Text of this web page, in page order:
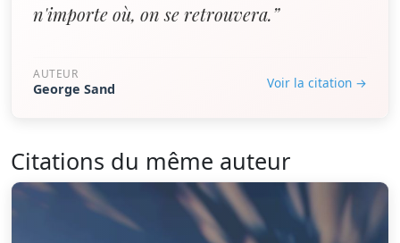
n'importe où, on se retrouvera.”
AUTEUR
George Sand Voir la citation →
Citations du même auteur